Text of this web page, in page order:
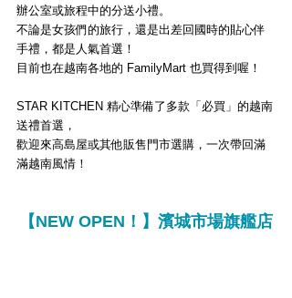
辦公室或旅程中的分送小禮。
不論是女孩們的旅行，還是出差回國時的貼心伴
手禮，都是人氣首選！
目前也在越南各地的 FamilyMart 也買得到 喔！
STAR KITCHEN 精心準備了多款「 必買 」的越南
送禮首選，
歡迎來高島屋或其他販售門市選購，一次帶回滿
滿越南風情！
【NEW OPEN！】 濱城市場旗艦店